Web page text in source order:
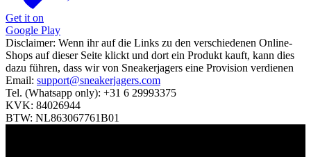
Get it on
Google Play
Disclaimer: Wenn ihr auf die Links zu den verschiedenen Online-
Shops auf dieser Seite klickt und dort ein Produkt kauft, kann dies
dazu führen, dass wir von Sneakerjagers eine Provision verdienen
Email: support@sneakerjagers.com
Tel. (Whatsapp only): +31 6 29993375
KVK: 84026944
BTW: NL863067761B01